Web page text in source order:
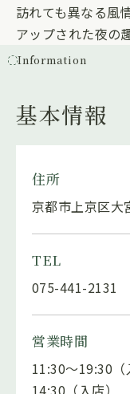
訪れても異なる風
アップされた夜の
Information
基本情報
住所
京都市上京区大
TEL
075-441-2131
営業時間
11:30～19:30